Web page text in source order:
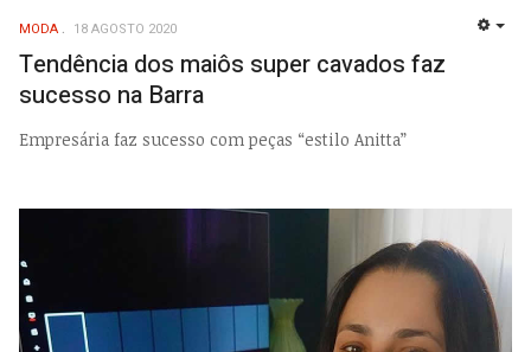
MODA 18 AGOSTO 2020
Tendência dos maiôs super cavados faz
sucesso na Barra
Empresária faz sucesso com peças “estilo Anitta”